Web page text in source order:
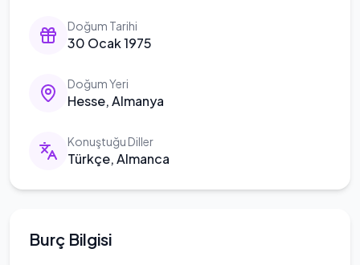
Doğum Tarihi
30 Ocak 1975
Doğum Yeri
Hesse, Almanya
Konuştuğu Diller
Türkçe, Almanca
Burç Bilgisi